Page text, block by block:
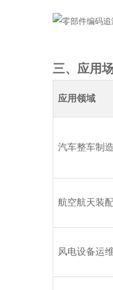
三、应用
应用领域
汽车整车制
航空航天装
风电设备运